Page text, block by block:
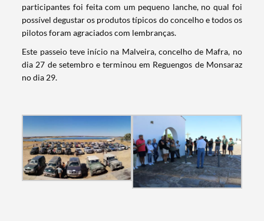
participantes foi feita com um pequeno lanche, no qual foi
possível degustar os produtos típicos do concelho e todos os
pilotos foram agraciados com lembranças.
Este passeio teve início na Malveira, concelho de Mafra, no
dia 27 de setembro e terminou em Reguengos de Monsaraz
no dia 29.